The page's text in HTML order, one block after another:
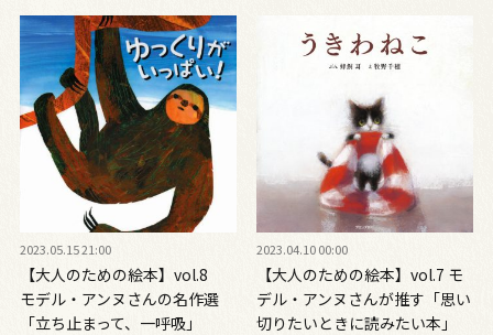
2023.05.15 21:00
【大人のための絵本】vol.8
モデル・アンヌさんの名作選
「立ち止まって、一呼吸」
2023.04.10 00:00
【大人のための絵本】vol.7 モ
デル・アンヌさんが推す「思い
切りたいときに読みたい本」